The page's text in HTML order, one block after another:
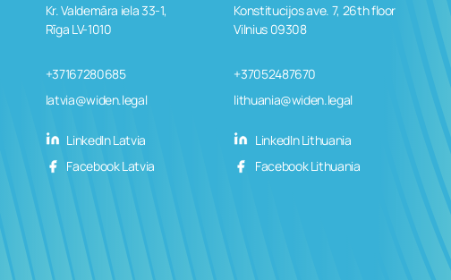
Kr. Valdemāra iela 33-1,
Rīga LV-1010
+37167280685
latvia@widen.legal
LinkedIn Latvia
Facebook Latvia
Konstitucijos ave. 7, 26th floor
Vilnius 09308
+37052487670
lithuania@widen.legal
LinkedIn Lithuania
Facebook Lithuania